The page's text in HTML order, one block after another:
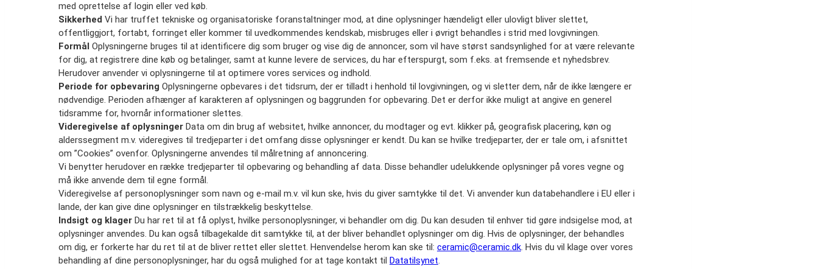
med oprettelse af login eller ved køb.
Sikkerhed Vi har truffet tekniske og organisatoriske foranstaltninger mod, at dine oplysninger hændeligt eller ulovligt bliver slettet,
offentliggjort, fortabt, forringet eller kommer til uvedkommendes kendskab, misbruges eller i øvrigt behandles i strid med lovgivningen.
Formål Oplysningerne bruges til at identificere dig som bruger og vise dig de annoncer, som vil have størst sandsynlighed for at være relevante
for dig, at registrere dine køb og betalinger, samt at kunne levere de services, du har efterspurgt, som f.eks. at fremsende et nyhedsbrev.
Herudover anvender vi oplysningerne til at optimere vores services og indhold.
Periode for opbevaring Oplysningerne opbevares i det tidsrum, der er tilladt i henhold til lovgivningen, og vi sletter dem, når de ikke længere er
nødvendige. Perioden afhænger af karakteren af oplysningen og baggrunden for opbevaring. Det er derfor ikke muligt at angive en generel
tidsramme for, hvornår informationer slettes.
Videregivelse af oplysninger Data om din brug af websitet, hvilke annoncer, du modtager og evt. klikker på, geografisk placering, køn og
alderssegment m.v. videregives til tredjeparter i det omfang disse oplysninger er kendt. Du kan se hvilke tredjeparter, der er tale om, i afsnittet
om ”Cookies” ovenfor. Oplysningerne anvendes til målretning af annoncering.
Vi benytter herudover en række tredjeparter til opbevaring og behandling af data. Disse behandler udelukkende oplysninger på vores vegne og
må ikke anvende dem til egne formål.
Videregivelse af personoplysninger som navn og e-mail m.v. vil kun ske, hvis du giver samtykke til det. Vi anvender kun databehandlere i EU eller i
lande, der kan give dine oplysninger en tilstrækkelig beskyttelse.
Indsigt og klager Du har ret til at få oplyst, hvilke personoplysninger, vi behandler om dig. Du kan desuden til enhver tid gøre indsigelse mod, at
oplysninger anvendes. Du kan også tilbagekalde dit samtykke til, at der bliver behandlet oplysninger om dig. Hvis de oplysninger, der behandles
om dig, er forkerte har du ret til at de bliver rettet eller slettet. Henvendelse herom kan ske til: ceramic@ceramic.dk. Hvis du vil klage over vores
behandling af dine personoplysninger, har du også mulighed for at tage kontakt til Datatilsynet.